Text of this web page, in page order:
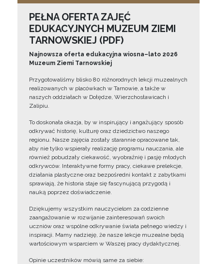
PEŁNA OFERTA ZAJĘĆ
EDUKACYJNYCH MUZEUM ZIEMI
TARNOWSKIEJ (PDF)
Najnowsza oferta edukacyjna wiosna–lato 2026
Muzeum Ziemi Tarnowskiej
Przygotowaliśmy blisko 80 różnorodnych lekcji muzealnych
realizowanych w placówkach w Tarnowie, a także w
naszych oddziałach w Dołędze, Wierzchosławicach i
Zalipiu.
To doskonała okazja, by w inspirujący i angażujący sposób
odkrywać historię, kulturę oraz dziedzictwo naszego
regionu. Nasze zajęcia zostały starannie opracowane tak,
aby nie tylko wspierały realizację programu nauczania, ale
również pobudzały ciekawość, wyobraźnię i pasję młodych
odkrywców. Interaktywne formy pracy, ciekawe prelekcje,
działania plastyczne oraz bezpośredni kontakt z zabytkami
sprawiają, że historia staje się fascynującą przygodą i
nauką poprzez doświadczenie.
Dziękujemy wszystkim nauczycielom za codzienne
zaangażowanie w rozwijanie zainteresowań swoich
uczniów oraz wspólne odkrywanie świata pełnego wiedzy i
inspiracji. Mamy nadzieję, że nasze lekcje muzealne będą
wartościowym wsparciem w Waszej pracy dydaktycznej.
Opinie uczestników mówią same za siebie: